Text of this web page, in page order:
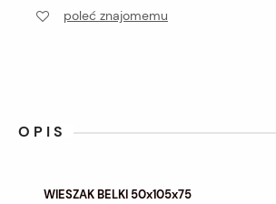
poleć znajomemu
OPIS
WIESZAK BELKI 50x105x75